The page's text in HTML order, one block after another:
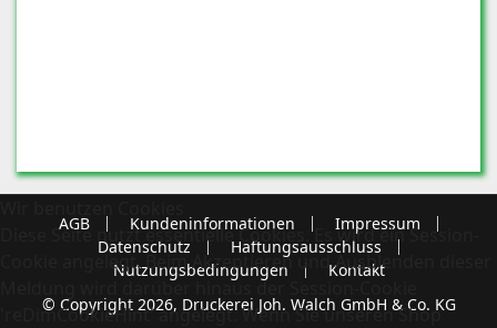
AGB Kundeninformationen
Impressum
Datenschutz
Haftungsausschluss
Nutzungsbedingungen
Kontakt
© Copyright 2026, Druckerei Joh. Walch GmbH & Co. KG
Diese Seite nutzt essentielle Cookies. Es wird ein Session-
Cookie angelegt. Beim Akzeptieren und Ausblenden dieser
Meldung wird darüber hinaus der Session-Cookie
'reDimCookieHint' angelegt. Wenn Sie unseren Shop